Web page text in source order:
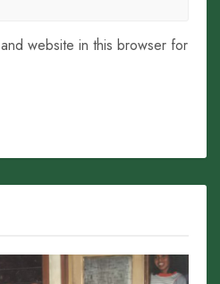
website in this browser for